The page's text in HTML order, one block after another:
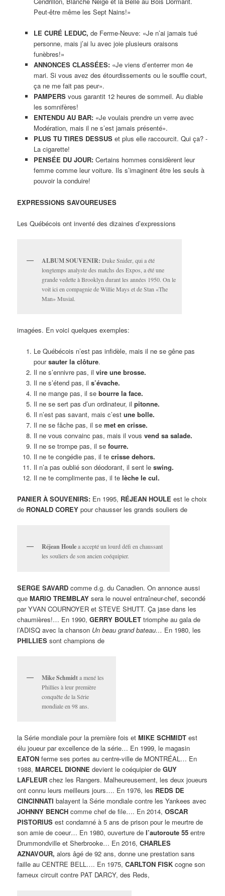
Peut-être même les Sept Nains!»
LE CURÉ LEDUC, de Ferme-Neuve: «Je n’ai jamais tué
personne, mais j’ai lu avec joie plusieurs oraisons
funèbres!»
ANNONCES CLASSÉES: «Je viens d’enterrer mon 4e
mari. Si vous avez des étourdissements ou le souffle court,
ça ne me fait pas peur».
PAMPERSvous garantit 12 heures de sommeil. Au diable
les somnifères!
ENTENDU AU BAR: «Je voulais prendre un verre avec
Modération, mais il ne s’est jamais présenté».
PLUS TU TIRES DESSUSet plus elle raccourcit. Qui ça? -
La cigarette!
PENSÉE DU JOUR: Certains hommes considèrent leur
femme comme leur voiture. Ils s’imaginent être les seuls à
pouvoir la conduire!
EXPRESSIONS SAVOUREUSES
Les Québécois ont inventé des dizaines d’expressions
ALBUM SOUVENIR: Duke Snider, qui a été
longtemps analyste des matchs des Expos, a été une
grande vedette à Brooklyn durant les années 1950. On le
voit ici en compagnie de Willie Mays et de Stan «The
Man» Musial.
imagées. En voici quelques exemples:
Le Québécois n’est pas infidèle, mais il ne se gêne pas
poursauter la clôture.
Il ne s’ennivre pas, il vire une brosse.
Il ne s’étend pas, il s’évache.
Il ne mange pas, il se bourre la face.
Il ne se sert pas d’un ordinateur, il pitonne.
Il n’est pas savant, mais c’est une bolle.
Il ne se fâche pas, il se met en crisse.
Il ne vous convainc pas, mais il vous vend sa salade.
Il ne se trompe pas, il se fourre.
Il ne te congédie pas, il te crisse dehors.
Il n’a pas oublié son déodorant, il sent le swing.
Il ne te complimente pas, il te lèche le cul.
PANIER À SOUVENIRS: En 1995, RÉJEAN HOULE est le choix
de RONALD COREY pour chausser les grands souliers de
Réjean Houlea accepté un lourd défi en chaussant
les souliers de son ancien coéquipier.
SERGE SAVARD comme d.g. du Canadien. On annonce aussi
queMARIO TREMBLAY sera le nouvel entraîneur-chef, secondé
par YVAN COURNOYER et STEVE SHUTT. Ça jase dans les
chaumières!… En 1990,GERRY BOULET triomphe au gala de
l’ADISQ avec la chanson Un beau grand bateau… En 1980, les
PHILLIES sont champions de
Mike Schmidta mené les
Phillies à leur première
conquête de la Série
mondiale en 98 ans.
la Série mondiale pour la première fois etMIKE SCHMIDT est
élu joueur par excellence de la série… En 1999, le magasin
EATON ferme ses portes au centre-ville de MONTRÉAL… En
1988,MARCEL DIONNE devient le coéquipier deGUY
LAFLEUR chez les Rangers. Malheureusement, les deux joueurs
ont connu leurs meilleurs jours…. En 1976, les REDS DE
CINCINNATI balayent la Série mondiale contre les Yankees avec
JOHNNY BENCH comme chef de file…. En 2014,OSCAR
PISTORIUS est condamné à 5 ans de prison pour le meurtre de
son amie de coeur… En 1980, ouverture del’autoroute 55 entre
Drummondville et Sherbrooke… En 2016,CHARLES
AZNAVOUR, alors âgé de 92 ans, donne une prestation sans
faille au CENTRE BELL…. En 1975,CARLTON FISK cogne son
fameux circuit contre PAT DARCY, des Reds,